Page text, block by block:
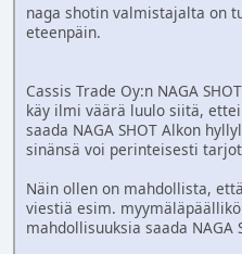
naga shotin valmistajalta on
eteenpäin.
Cassis Trade Oy:n NAGA
käy ilmi väärä luulo siitä,
saada NAGA SHOT Alkon
sinänsä voi perinteisesti
Näin ollen on mahdollista,
viestiä esim.
mahdollisuuksia saada